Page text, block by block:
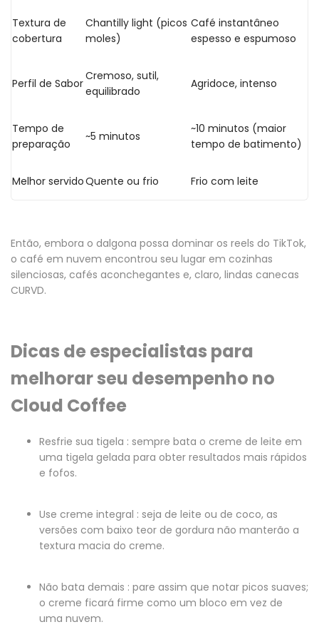
Textura de
cobertura
Chantilly light (picos
moles)
Café instantâneo
espesso e espumoso
Perfil de Sabor
Cremoso, sutil,
equilibrado
Agridoce, intenso
Tempo de
preparação
~5 minutos
~10 minutos (maior
tempo de batimento)
Melhor servidoQuente ou frio Frio com leite
Então, embora o dalgona possa dominar os reels do TikTok,
o café em nuvem encontrou seu lugar em cozinhas
silenciosas, cafés aconchegantes e, claro, lindas canecas
CURVD.
Dicas de especialistas para
melhorar seu desempenho no
Cloud Coffee
Resfrie sua tigela : sempre bata o creme de leite em
uma tigela gelada para obter resultados mais rápidos
e fofos.
Use creme integral : seja de leite ou de coco, as
versões com baixo teor de gordura não manterão a
textura macia do creme.
Não bata demais : pare assim que notar picos suaves;
o creme ficará firme como um bloco em vez de
uma nuvem.